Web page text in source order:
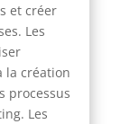
et créer
Les
la création
processus
Les